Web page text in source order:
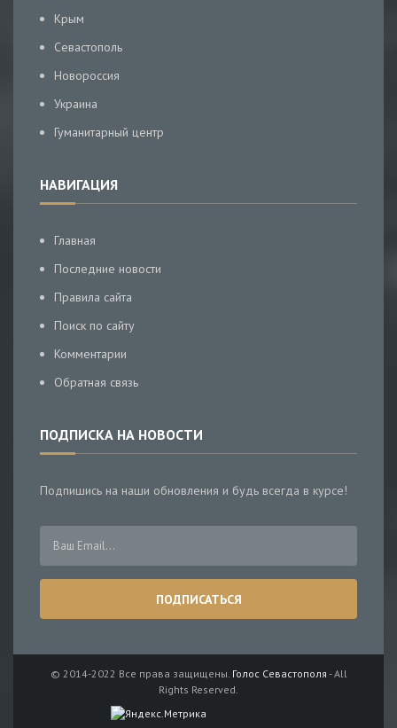
Крым
Севастополь
Новороссия
Украина
Гуманитарный центр
НАВИГАЦИЯ
Главная
Последние новости
Правила сайта
Поиск по сайту
Комментарии
Обратная связь
ПОДПИСКА НА НОВОСТИ
Подпишись на наши обновления и будь всегда в курсе!
© 2014-2022 Все права защищены. Голос Севастополя - All
Rights Reserved.